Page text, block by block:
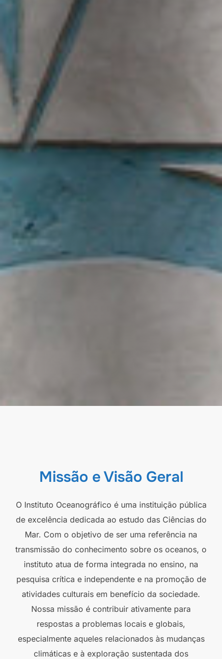
Missão e Visão Geral
O Instituto Oceanográfico é uma instituição pública
de excelência dedicada ao estudo das Ciências do
Mar. Com o objetivo de ser uma referência na
transmissão do conhecimento sobre os oceanos, o
instituto atua de forma integrada no ensino, na
pesquisa crítica e independente e na promoção de
atividades culturais em benefício da sociedade.
Nossa missão é contribuir ativamente para
respostas a problemas locais e globais,
especialmente aqueles relacionados às mudanças
climáticas e à exploração sustentada dos